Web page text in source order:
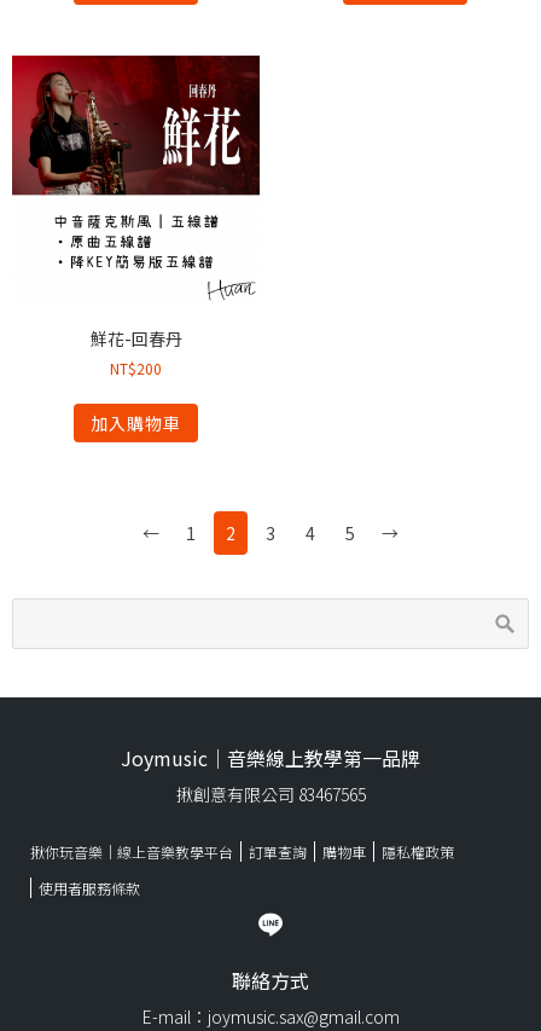
鮮花-回春丹
NT$200
加入購物車
← 1 2 3 4 5 →
Joymusic｜音樂線上教學第一品牌
揪創意有限公司 83467565
揪你玩音樂｜線上音樂教學平台 訂單查詢 購物車
隱私權政策
使用者服務條款
聯絡方式
E-mail：joymusic.sax@gmail.com